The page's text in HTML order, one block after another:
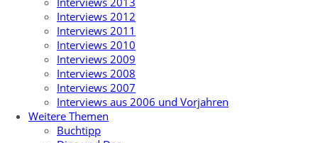
Interviews 2012
Interviews 2011
Interviews 2010
Interviews 2009
Interviews 2008
Interviews 2007
Interviews aus 2006 und Vorjahren
Weitere Themen
Buchtipp